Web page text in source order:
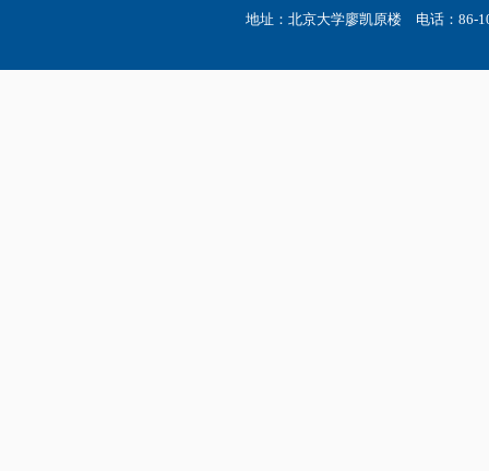
地址：北京大学廖凯原楼 电话：86-